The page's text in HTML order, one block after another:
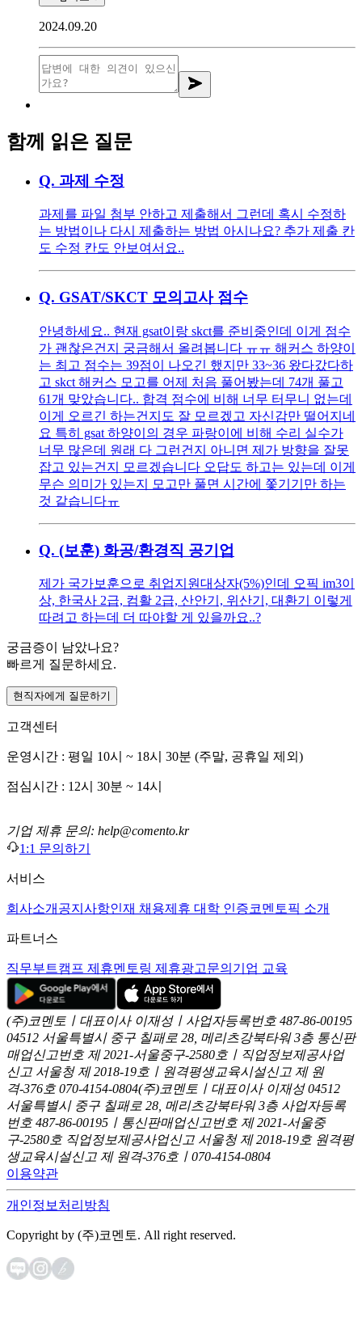
2024.09.20
함께 읽은 질문
Q. 과제 수정
과제를 파일 첨부 안하고 제출해서 그런데 혹시 수정하
는 방법이나 다시 제출하는 방법 아시나요? 추가 제출 칸
도 수정 칸도 안보여서요..
Q. GSAT/SKCT 모의고사 점수
안녕하세요.. 현재 gsat이랑 skct를 준비중인데 이게 점수
가 괜찮은건지 궁금해서 올려봅니다 ㅠㅠ 해커스 하양이
는 최고 점수는 39점이 나오긴 했지만 33~36 왔다갔다하
고 skct 해커스 모고를 어제 처음 풀어봤는데 74개 풀고
61개 맞았습니다.. 합격 점수에 비해 너무 터무니 없는데
이게 오르긴 하는건지도 잘 모르겠고 자신감만 떨어지네
요 특히 gsat 하양이의 경우 파랑이에 비해 수리 실수가
너무 많은데 원래 다 그런건지 아니면 제가 방향을 잘못
잡고 있는건지 모르겠습니다 오답도 하고는 있는데 이게
무슨 의미가 있는지 모고만 풀면 시간에 쫓기기만 하는
것 같습니다ㅠ
Q. (보훈) 화공/환경직 공기업
제가 국가보훈으로 취업지원대상자(5%)인데 오픽 im3이
상, 한국사 2급, 컴활 2급, 산안기, 위산기, 대환기 이렇게
따려고 하는데 더 따야할 게 있을까요..?
궁금증이 남았나요?
빠르게 질문하세요.
현직자에게 질문하기
고객센터
운영시간 : 평일 10시 ~ 18시 30분 (주말, 공휴일 제외)
점심시간 : 12시 30분 ~ 14시
기업 제휴 문의: help@comento.kr
1:1 문의하기
서비스
회사소개 공지사항인재 채용제휴 대학 인증코멘토픽 소개
파트너스
직무부트캠프 제휴멘토링 제휴광고문의 기업 교육
(주)코멘토ㅣ대표이사 이재성ㅣ사업자등록번호 487-86-00195
04512 서울특별시 중구 칠패로 28, 메리츠강북타워 3층 통신판
매업신고번호 제 2021-서울중구-2580호ㅣ직업정보제공사업
신고 서울청 제 2018-19호ㅣ원격평생교육시설신고 제 원
격-376호 070-4154-0804(주)코멘토ㅣ대표이사 이재성 04512
서울특별시 중구 칠패로 28, 메리츠강북타워 3층 사업자등록
번호 487-86-00195ㅣ통신판매업신고번호 제 2021-서울중
구-2580호 직업정보제공사업신고 서울청 제 2018-19호 원격평
생교육시설신고 제 원격-376호ㅣ070-4154-0804
이용약관
개인정보처리방침
Copyright by (주)코멘토. All right reserved.